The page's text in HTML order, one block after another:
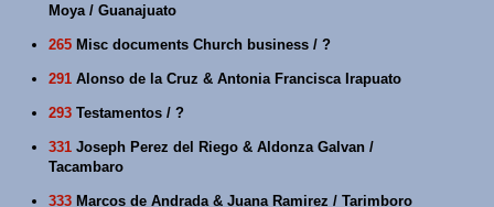
Moya / Guanajuato
265 Misc documents Church business / ?
291 Alonso de la Cruz & Antonia Francisca Irapuato
293 Testamentos / ?
331 Joseph Perez del Riego & Aldonza Galvan /
Tacambaro
333 Marcos de Andrada & Juana Ramirez / Tarimboro